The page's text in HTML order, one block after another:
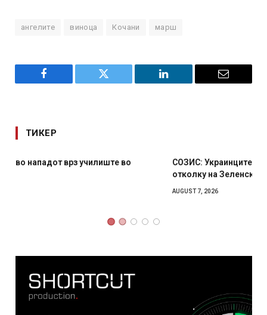
ангелите виноца Кочани марш
Facebook Twitter LinkedIn Email
ТИКЕР
СОЗИС: Украинците повеќе им веруваат на генералите